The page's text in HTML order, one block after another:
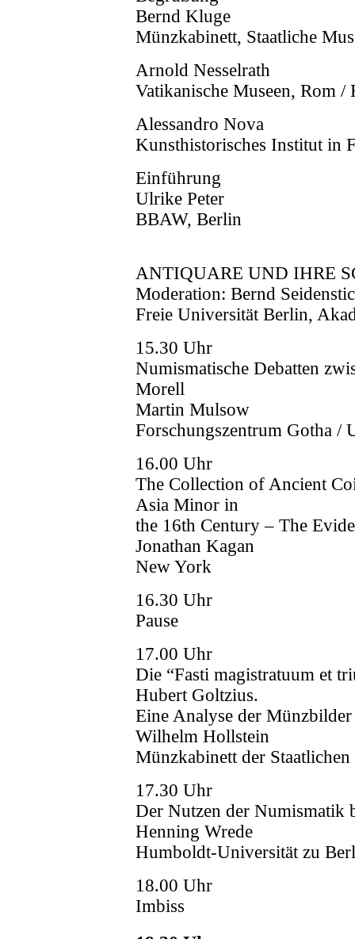
Bernd Kluge
Münzkabinett, Staatliche
Arnold Nesselrath
Vatikanische Museen, Rom
Alessandro Nova
Kunsthistorisches Institut in
Einführung
Ulrike Peter
BBAW, Berlin
ANTIQUARE UND IHRE
Moderation: Bernd
Freie Universität Berlin,
15.30 Uhr
Numismatische Debatten
Morell
Martin Mulsow
Forschungszentrum Gotha /
16.00 Uhr
The Collection of Ancient
Asia Minor in
the 16th Century – The
Jonathan Kagan
New York
16.30 Uhr
Pause
17.00 Uhr
Die “Fasti magistratuum et
Hubert Goltzius.
Eine Analyse der Münzbilder
Wilhelm Hollstein
Münzkabinett der
17.30 Uhr
Der Nutzen der Numismatik
Henning Wrede
Humboldt-Universität zu
18.00 Uhr
Imbiss